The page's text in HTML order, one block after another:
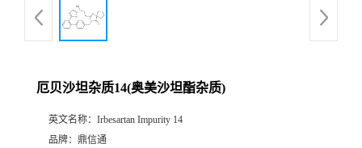
厄贝沙坦杂质14(奥美沙坦酯杂质)
英文名称： Irbesartan Impurity 14
品牌： 鼎信通